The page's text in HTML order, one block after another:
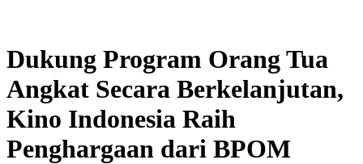
Dukung Program Orang Tua
Angkat Secara Berkelanjutan,
Kino Indonesia Raih
Penghargaan dari BPOM